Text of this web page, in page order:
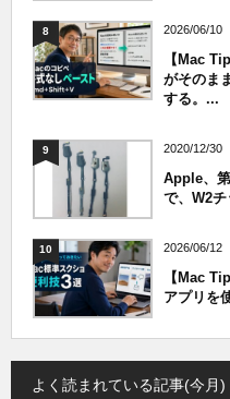
8 2026/06/10
【Mac
がそのま
する。...
9 2020/12/30
Apple、
で、W2
10 2026/06/12
【Mac
アプリを
よく読まれている記事(今月)